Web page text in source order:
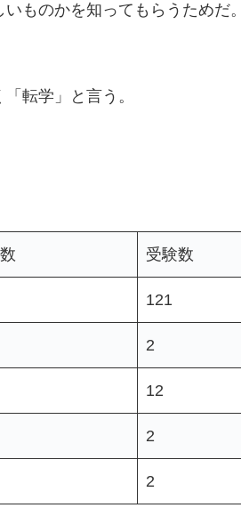
ものかを知ってもらうためだ。
転学」と言う。
受験数
121
2
12
2
2